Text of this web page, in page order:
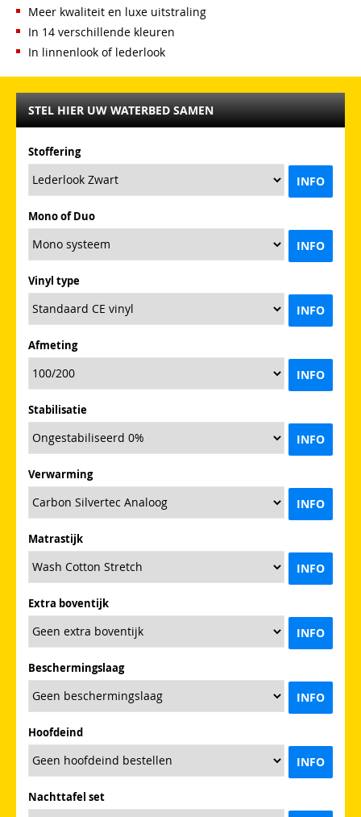
Meer kwaliteit en luxe uitstraling
In 14 verschillende kleuren
In linnenlook of lederlook
STEL HIER UW WATERBED SAMEN
Stoffering
INFO
Mono of Duo
INFO
Vinyl type
INFO
Afmeting
INFO
Stabilisatie
INFO
Verwarming
INFO
Matrastijk
INFO
Extra boventijk
INFO
Beschermingslaag
INFO
Hoofdeind
INFO
Nachttafel set